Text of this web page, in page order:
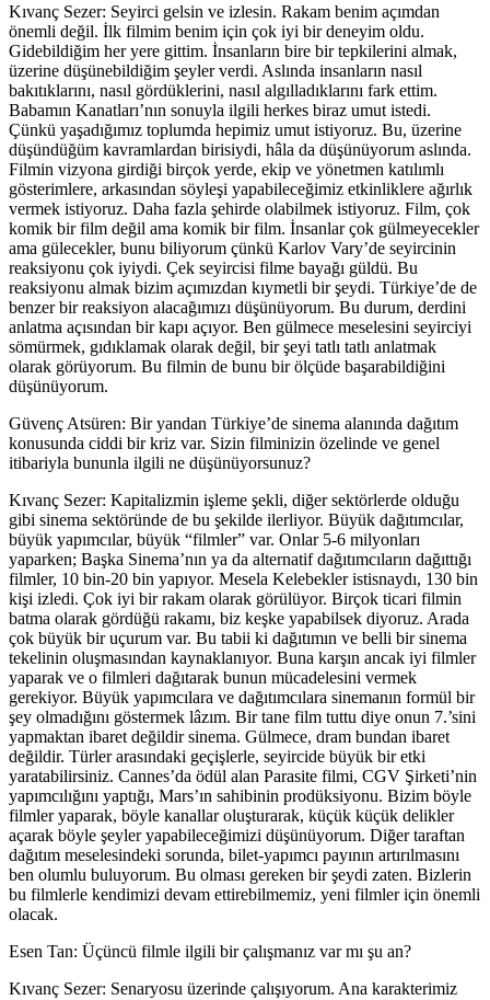
Kıvanç Sezer: Seyirci gelsin ve izlesin. Rakam benim açımdan
önemli değil. İlk filmim benim için çok iyi bir deneyim oldu.
Gidebildiğim her yere gittim. İnsanların bire bir tepkilerini almak,
üzerine düşünebildiğim şeyler verdi. Aslında insanların nasıl
bakıtıklarını, nasıl gördüklerini, nasıl algılladıklarını fark ettim.
Babamın Kanatları’nın sonuyla ilgili herkes biraz umut istedi.
Çünkü yaşadığımız toplumda hepimiz umut istiyoruz. Bu, üzerine
düşündüğüm kavramlardan birisiydi, hâla da düşünüyorum aslında.
Filmin vizyona girdiği birçok yerde, ekip ve yönetmen katılımlı
gösterimlere, arkasından söyleşi yapabileceğimiz etkinliklere ağırlık
vermek istiyoruz. Daha fazla şehirde olabilmek istiyoruz. Film, çok
komik bir film değil ama komik bir film. İnsanlar çok gülmeyecekler
ama gülecekler, bunu biliyorum çünkü Karlov Vary’de seyircinin
reaksiyonu çok iyiydi. Çek seyircisi filme bayağı güldü. Bu
reaksiyonu almak bizim açımızdan kıymetli bir şeydi. Türkiye’de de
benzer bir reaksiyon alacağımızı düşünüyorum. Bu durum, derdini
anlatma açısından bir kapı açıyor. Ben gülmece meselesini seyirciyi
sömürmek, gıdıklamak olarak değil, bir şeyi tatlı tatlı anlatmak
olarak görüyorum. Bu filmin de bunu bir ölçüde başarabildiğini
düşünüyorum.
Güvenç Atsüren: Bir yandan Türkiye’de sinema alanında dağıtım
konusunda ciddi bir kriz var. Sizin filminizin özelinde ve genel
itibariyla bununla ilgili ne düşünüyorsunuz?
Kıvanç Sezer: Kapitalizmin işleme şekli, diğer sektörlerde olduğu
gibi sinema sektöründe de bu şekilde ilerliyor. Büyük dağıtımcılar,
büyük yapımcılar, büyük “filmler” var. Onlar 5-6 milyonları
yaparken; Başka Sinema’nın ya da alternatif dağıtımcıların dağıttığı
filmler, 10 bin-20 bin yapıyor. Mesela Kelebekler istisnaydı, 130 bin
kişi izledi. Çok iyi bir rakam olarak görülüyor. Birçok ticari filmin
batma olarak gördüğü rakamı, biz keşke yapabilsek diyoruz. Arada
çok büyük bir uçurum var. Bu tabii ki dağıtımın ve belli bir sinema
tekelinin oluşmasından kaynaklanıyor. Buna karşın ancak iyi filmler
yaparak ve o filmleri dağıtarak bunun mücadelesini vermek
gerekiyor. Büyük yapımcılara ve dağıtımcılara sinemanın formül bir
şey olmadığını göstermek lâzım. Bir tane film tuttu diye onun 7.’sini
yapmaktan ibaret değildir sinema. Gülmece, dram bundan ibaret
değildir. Türler arasındaki geçişlerle, seyircide büyük bir etki
yaratabilirsiniz. Cannes’da ödül alan Parasite filmi, CGV Şirketi’nin
yapımcılığını yaptığı, Mars’ın sahibinin prodüksiyonu. Bizim böyle
filmler yaparak, böyle kanallar oluşturarak, küçük küçük delikler
açarak böyle şeyler yapabileceğimizi düşünüyorum. Diğer taraftan
dağıtım meselesindeki sorunda, bilet-yapımcı payının artırılmasını
ben olumlu buluyorum. Bu olması gereken bir şeydi zaten. Bizlerin
bu filmlerle kendimizi devam ettirebilmemiz, yeni filmler için önemli
olacak.
Esen Tan: Üçüncü filmle ilgili bir çalışmanız var mı şu an?
Kıvanç Sezer: Senaryosu üzerinde çalışıyorum. Ana karakterimiz